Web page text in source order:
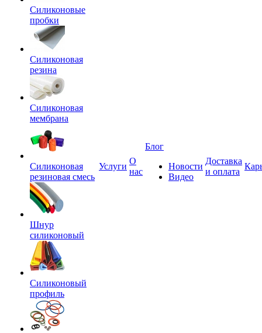
Силиконовые
пробки
Силиконовая
резина
Силиконовая
мембрана
Силиконовая
резиновая смесь
Шнур
силиконовый
Силиконовый
профиль
Услуги
О
нас
Блог
Новости
Видео
Доставка
и оплата